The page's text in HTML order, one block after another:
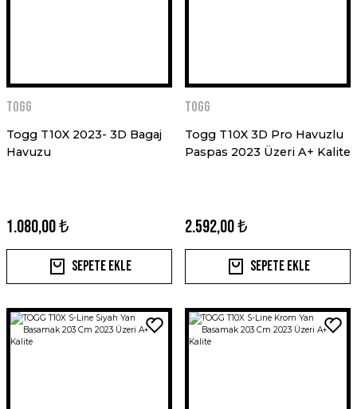
Togg
Togg T10X 2023- 3D Bagaj
Havuzu
1.080,00 ₺
Sepete Ekle
Togg
Togg T10X 3D Pro Havuzlu
Paspas 2023 Üzeri A+ Kalite
2.592,00 ₺
Sepete Ekle